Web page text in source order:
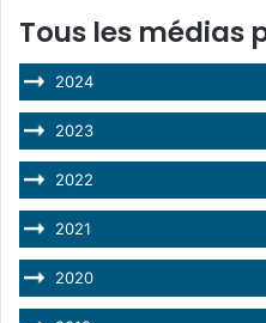
Tous les médias
2024
2023
2022
2021
2020